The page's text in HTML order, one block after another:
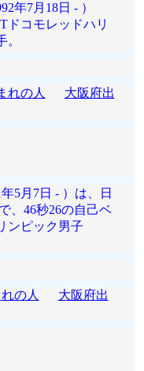
年7月18日 - ）
ドコモレッドハリ
れの人
大阪府出
5月7日 - ）は、日
、46秒26の自己ベ
ンピック男子
の人
大阪府出